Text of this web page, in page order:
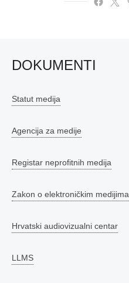
DOKUMENTI
Statut medija
Agencija za medije
Registar neprofitnih medija
Zakon o elektroničkim medijima
Hrvatski audiovizualni centar
LLMS